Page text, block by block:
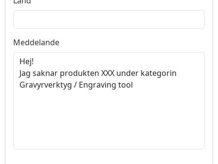
Meddelande